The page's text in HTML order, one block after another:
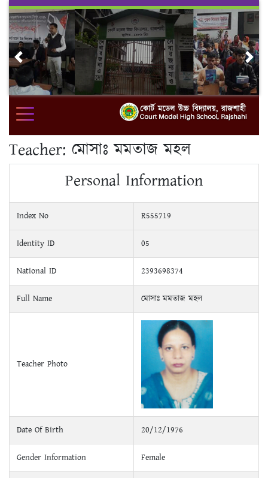
Skip
content
Previous
Teacher: মোসাঃ মমতাজ মহল
Personal Information
Index No R555719
Identity ID 05
National ID 2393698374
Full Name মোসাঃ মমতাজ মহল
Teacher Photo
Date Of Birth 20/12/1976
Gender Information Female